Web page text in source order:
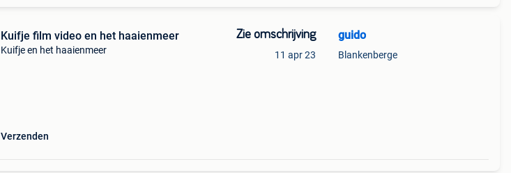
Kuifje film video en het haaienmeer
Kuifje en het haaienmeer
Verzenden
Zie omschrijving
11 apr 23
guido
Blankenberge